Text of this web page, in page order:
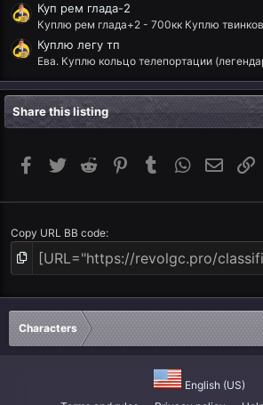
Куп рем глада-2
Куплю рем глада+2 - 700кк Куплю
Куплю легу тп
Ева. Куплю кольцо телепортации
Share this listing
Facebook
TwitterReddit PinterestTumblr WhatsApp
Email
Copy URL BB code
Characters
English (US)